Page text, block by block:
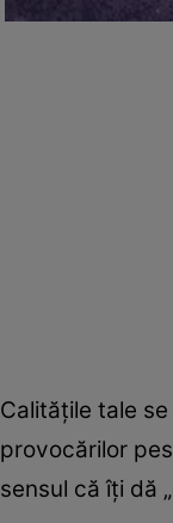
Calităţile tale
provocărilor
sensul că îţi dă